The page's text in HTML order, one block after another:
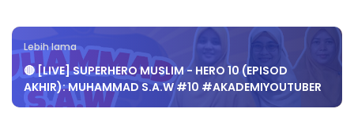
Lebih lama
🔴 [LIVE] SUPERHERO MUSLIM - HERO 10 (EPISOD
AKHIR): MUHAMMAD S.A.W #10 #AKADEMIYOUTUBER